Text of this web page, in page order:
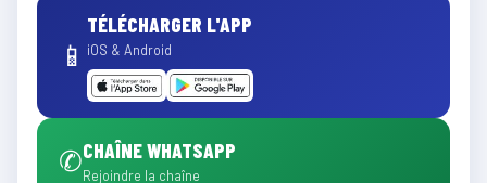
📱
TÉLÉCHARGER L'APP
iOS & Android
✆CHAÎNE WHATSAPP
Rejoindre la chaîne